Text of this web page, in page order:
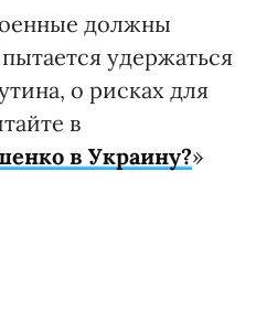
должны
удержаться
о рисках для
в
в Украину?»